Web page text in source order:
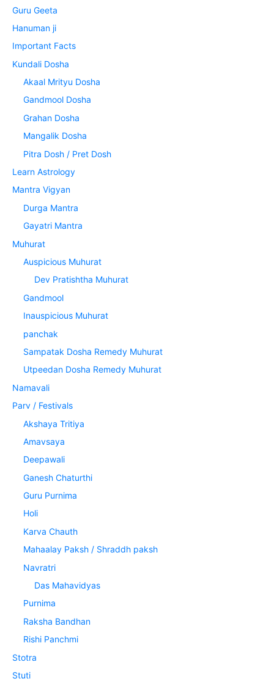
Guru Geeta
Hanuman ji
Important Facts
Kundali Dosha
Akaal Mrityu Dosha
Gandmool Dosha
Grahan Dosha
Mangalik Dosha
Pitra Dosh / Pret Dosh
Learn Astrology
Mantra Vigyan
Durga Mantra
Gayatri Mantra
Muhurat
Auspicious Muhurat
Dev Pratishtha Muhurat
Gandmool
Inauspicious Muhurat
panchak
Sampatak Dosha Remedy Muhurat
Utpeedan Dosha Remedy Muhurat
Namavali
Parv / Festivals
Akshaya Tritiya
Amavsaya
Deepawali
Ganesh Chaturthi
Guru Purnima
Holi
Karva Chauth
Mahaalay Paksh / Shraddh paksh
Navratri
Das Mahavidyas
Purnima
Raksha Bandhan
Rishi Panchmi
Stotra
Stuti